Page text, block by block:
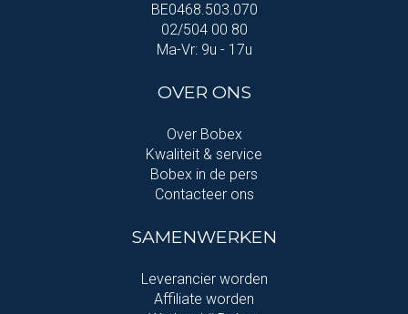
BE0468.503.070
02/504 00 80
Ma-Vr: 9u - 17u
OVER ONS
Over Bobex
Kwaliteit & service
Bobex in de pers
Contacteer ons
SAMENWERKEN
Leverancier worden
Affiliate worden